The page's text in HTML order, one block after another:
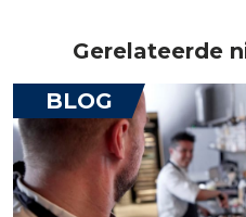
Gerelateerde
BLOG